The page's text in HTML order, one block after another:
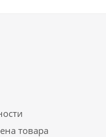
товара